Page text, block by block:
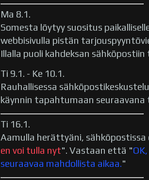
Ma 8.1.
Somesta löytyy suositus
webbisivulla pistän
Illalla puoli kahdeksan
Ti 9.1. - Ke 10.1.
Rauhallisessa
käynnin tapahtumaan seuraavana
Ti 16.1.
Aamulla herättyäni,
en voi tulla nyt". Vastaan että "
seuraavaa mahdollista aikaa."